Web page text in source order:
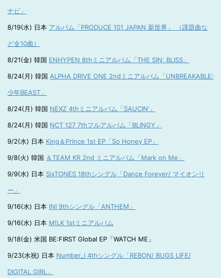
ナビ」
8/19(水) 日本 アルバム「PRODUCE 101 JAPAN 新世界」 （課題曲な
ど全10曲）
8/21(金) 韓国 ENHYPEN 8thミニアルバム「THE SIN: BLISS」
8/24(月) 韓国 ALPHA DRIVE ONE 2ndミニアルバム「UNBREAKABLE:
少年BEAST」
8/24(月) 韓国 NEXZ 4thミニアルバム「SAUCIN’」
8/24(月) 韓国 NCT 127 7thフルアルバム「BLINGY」
9/2(水) 日本 King＆Prince 1st EP「So Honey EP」
9/8(火) 韓国 ＆TEAM KR 2nd ミニアルバム「Mark on Me」
9/9(水) 日本 SixTONES 18thシングル「Dance Forever/ マイオンリ
ー」
9/16(水) 日本 INI 9thシングル「ANTHEM」
9/16(水) 日本 M!LK 1stミニアルバム
9/18(金) 米国 BE:FIRST Global EP「WATCH ME」
9/23(水祝) 日本 Number_i 4thシングル「REBON/ BUGS LIFE/
DIGITAL GIRL」